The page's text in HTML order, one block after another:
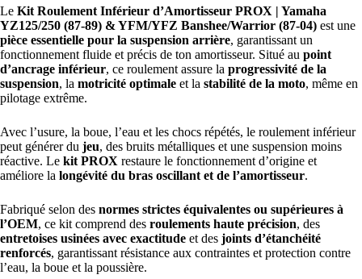
Le Kit Roulement Inférieur d’Amortisseur PROX | Yamaha
YZ125/250 (87-89) & YFM/YFZ Banshee/Warrior (87-04) est une
pièce essentielle pour la suspension arrière, garantissant un
fonctionnement fluide et précis de ton amortisseur. Situé au point
d’ancrage inférieur, ce roulement assure la progressivité de la
suspension, la motricité optimale et la stabilité de la moto, même en
pilotage extrême.
Avec l’usure, la boue, l’eau et les chocs répétés, le roulement inférieur
peut générer du jeu, des bruits métalliques et une suspension moins
réactive. Le kit PROX restaure le fonctionnement d’origine et
améliore la longévité du bras oscillant et de l’amortisseur.
Fabriqué selon des normes strictes équivalentes ou supérieures à
l’OEM, ce kit comprend des roulements haute précision, des
entretoises usinées avec exactitude et des joints d’étanchéité
renforcés, garantissant résistance aux contraintes et protection contre
l’eau, la boue et la poussière.